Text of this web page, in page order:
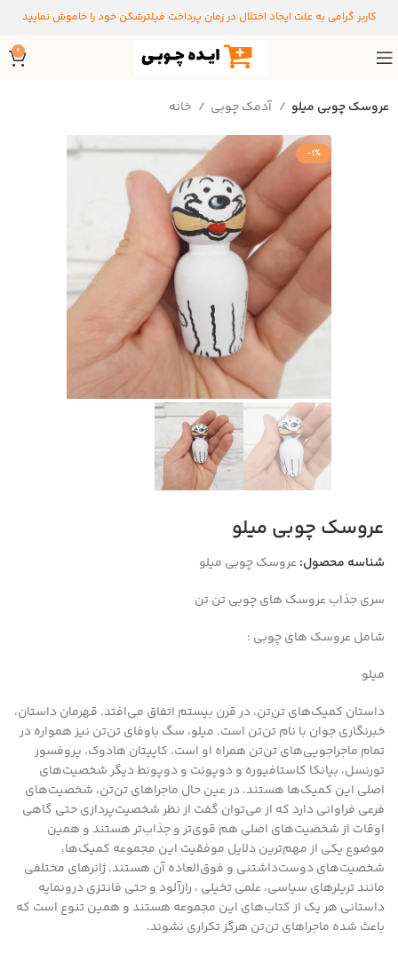
کاربر گرامی به علت ایجاد اختلال در زمان پرداخت فیلترشکن خود را خاموش نمایید
0
خانه آدمک چوبی عروسک چوبی میلو
-1%
عروسک چوبی میلو
شناسه محصول:عروسک چوبی میلو
سری جذاب عروسک های چوبی تن تن
شامل عروسک های چوبی :
میلو
داستان کمیک‌های تن‌تن،‌ در قرن بیستم اتفاق می‌افتد. قهرمان داستان،
خبرنگاری جوان با نام تن‌تن است. میلو، سگ باوفای تن‌تن نیز همواره در
تمام ماجراجویی‌های تن‌تن همراه او است. کاپیتان هادوک، پروفسور
تورنسل، بیانکا کاستافیوره و دوپونت و دوپونط دیگر شخصیت‌های
اصلی این کمیک‌ها هستند. در عین حال ماجراهای تن‌تن، شخصیت‌های
فرعی فراوانی دارد که از می‌توان گفت از نظر شخصیت‌پردازی حتی گاهی
اوقات از شخصیت‌های اصلی هم قوی‌تر و جذاب‌تر هستند و همین
موضوع یکی از مهم‌ترین دلایل موفقیت این مجموعه کمیک‌ها،
شخصیت‌های دوست‌داشتنی و فوق‌العاده آن هستند. ژانرهای مختلفی
مانند تریلرهای سیاسی،‌ علمی تخیلی ، رازآلود و حتی فانتزی درونمایه
داستانی هر یک از کتاب‌های این مجموعه هستند و همین تنوع است که
باعث شده ماجراهای تن‌تن هرگز تکراری نشوند.